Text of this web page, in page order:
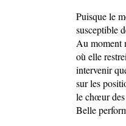
Puisque le
susceptible
Au moment
où elle
intervenir
sur les
le chœur des
Belle